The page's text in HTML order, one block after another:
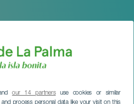
our 14 partnersuse cookies or similar
process personal data like your visit on this